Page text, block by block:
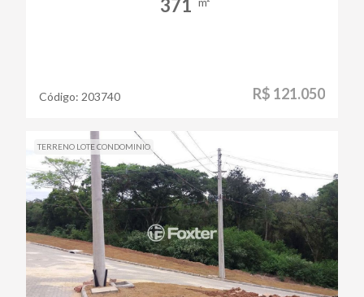
371
Código: 203740 R$ 121.050
TERRENO LOTE CONDOMINIO